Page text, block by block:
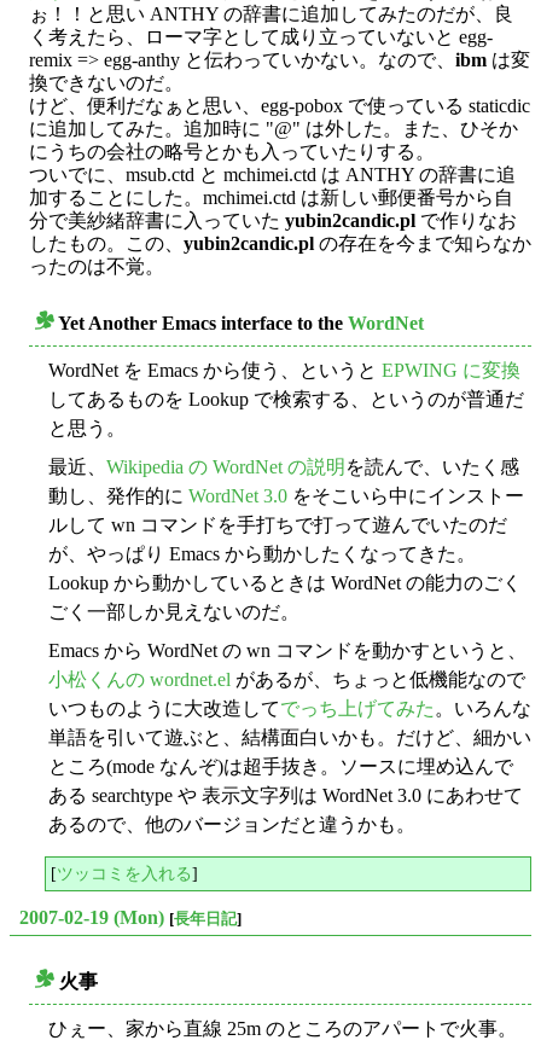
ぉ！！と思い ANTHY の辞書に追加してみたのだが、良
く考えたら、ローマ字として成り立っていないと egg-
remix => egg-anthy と伝わっていかない。なので、 ibm は変
換できないのだ。
けど、便利だなぁと思い、egg-pobox で使っている staticdic
に追加してみた。追加時に "@" は外した。また、ひそか
にうちの会社の略号とかも入っていたりする。
ついでに、msub.ctd と mchimei.ctd は ANTHY の辞書に追
加することにした。mchimei.ctd は新しい郵便番号から自
分で美紗緒辞書に入っていた yubin2candic.pl で作りなお
したもの。この、 yubin2candic.pl の存在を今まで知らなか
ったのは不覚。
Yet Another Emacs interface to the WordNet
WordNet を Emacs から使う、というと EPWING に変換
してあるものを Lookup で検索する、というのが普通だ
と思う。
最近、 Wikipedia の WordNet の説明 を読んで、いたく感
動し、発作的に WordNet 3.0 をそこいら中にインストー
ルして wn コマンドを手打ちで打って遊んでいたのだ
が、やっぱり Emacs から動かしたくなってきた。
Lookup から動かしているときは WordNet の能力のごく
ごく一部しか見えないのだ。
Emacs から WordNet の wn コマンドを動かすというと、
小松くんの wordnet.el があるが、ちょっと低機能なので
いつものように大改造してでっち上げてみた 。いろんな
単語を引いて遊ぶと、結構面白いかも。だけど、細かい
ところ(mode なんぞ)は超手抜き。ソースに埋め込んで
ある searchtype や 表示文字列は WordNet 3.0 にあわせて
あるので、他のバージョンだと違うかも。
[ツッコミを入れる]
2007-02-19 (Mon) [長年日記]
火事
ひぇー、家から直線 25m のところのアパートで火事。